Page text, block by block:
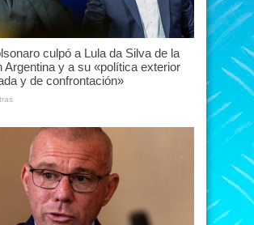
culpó a Lula da Silva de la
Argentina y a su «política exterior
y de confrontación»